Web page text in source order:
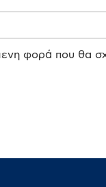
φορά που θα